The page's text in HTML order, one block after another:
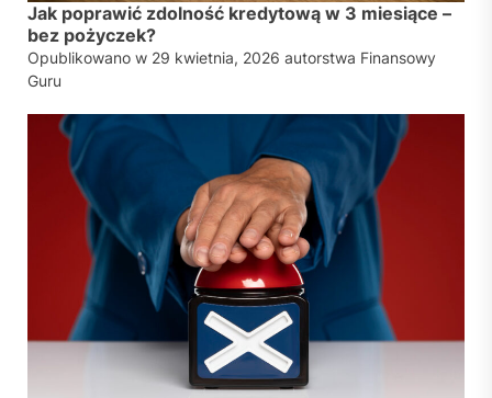
Jak poprawić zdolność kredytową w 3 miesiące –
bez pożyczek?
Opublikowano w 29 kwietnia, 2026 autorstwa Finansowy
Guru